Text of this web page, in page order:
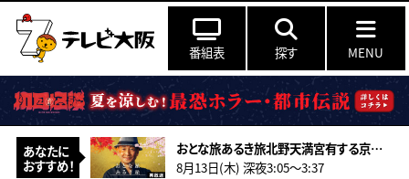
番組表 探す MENU
あなたに
おすすめ！
おとな旅あるき旅北野天満宮有する京都！夏季限定！辛子豆腐に世界が注目推し畳！
8月13日(木) 深夜3:05〜3:37